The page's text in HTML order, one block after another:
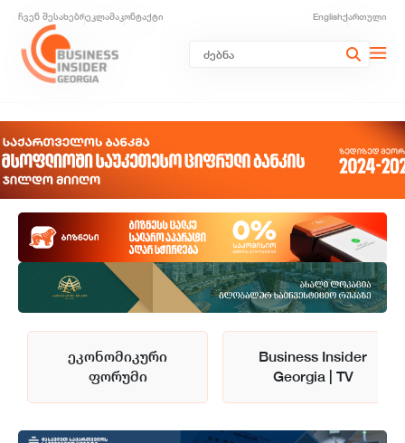
ჩვენ შესახებრეკლამაკონტაქტი Englishქართული
ეკონომიკური
ფორუმი
Business Insider
Georgia | TV